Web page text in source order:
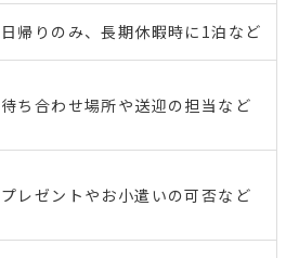
日帰りのみ、長期休暇時に1泊など
待ち合わせ場所や送迎の担当など
プレゼントやお小遣いの可否など